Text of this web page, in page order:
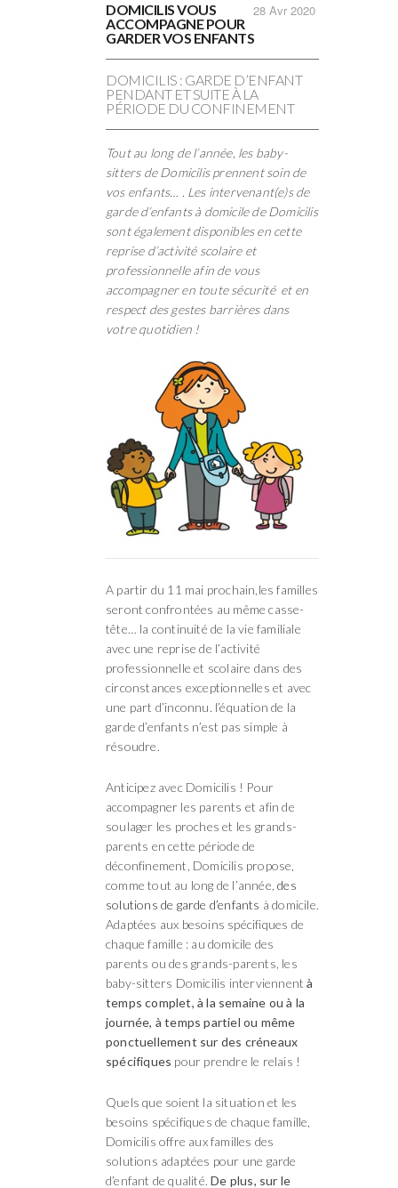
28 Avr 2020
DOMICILIS VOUS
ACCOMPAGNE POUR
GARDER VOS ENFANTS
DOMICILIS : GARDE D’ENFANT
PENDANT ET SUITE À LA
PÉRIODE DU CONFINEMENT
Tout au long de l’année, les baby-
sitters de Domicilis prennent soin de
vos enfants… . Les intervenant(e)s de
garde d’enfants à domicile de Domicilis
sont également disponibles en cette
reprise d’activité scolaire et
professionnelle afin de vous
accompagner en toute sécurité et en
respect des gestes barrières dans
votre quotidien !
A partir du 11 mai prochain,les familles
seront confrontées au même casse-
tête… la continuité de la vie familiale
avec une reprise de l’activité
professionnelle et scolaire dans des
circonstances exceptionnelles et avec
une part d’inconnu. l’équation de la
garde d’enfants n’est pas simple à
résoudre.
Anticipez avec Domicilis ! Pour
accompagner les parents et afin de
soulager les proches et les grands-
parents en cette période de
déconfinement, Domicilis propose,
comme tout au long de l’année,des
solutions de garde d’enfants à domicile.
Adaptées aux besoins spécifiques de
chaque famille : au domicile des
parents ou des grands-parents, les
baby-sitters Domicilis interviennentà
temps complet, à la semaine ou à la
journée, à temps partiel ou même
ponctuellement sur des créneaux
spécifiques pour prendre le relais !
Quels que soient la situation et les
besoins spécifiques de chaque famille,
Domicilis offre aux familles des
solutions adaptées pour une garde
d’enfant de qualité.De plus, sur le